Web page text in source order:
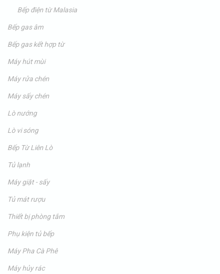
Bếp điện từ Malasia
Bếp gas âm
Bếp gas kết hợp từ
Máy hút mùi
Máy rửa chén
Máy sấy chén
Lò nướng
Lò vi sóng
Bếp Từ Liên Lò
Tủ lạnh
Máy giặt - sấy
Tủ mát rượu
Thiết bị phòng tắm
Phụ kiện tủ bếp
Máy Pha Cà Phê
Máy hủy rác